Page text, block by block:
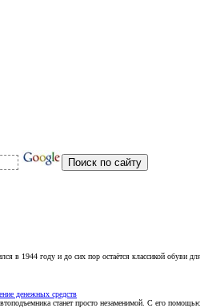
в 1944 году и до сих пор остаётся классикой обуви
денежных средств
станет просто незаменимой. С его